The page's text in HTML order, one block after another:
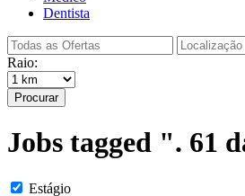
Dentista
Raio:
Procurar
Jobs tagged ". 61
Estágio